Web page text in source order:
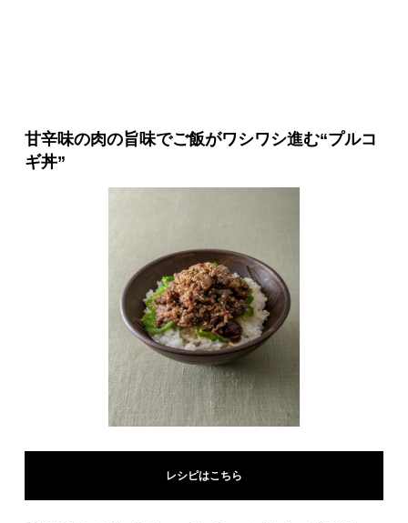
甘辛味の肉の旨味でご飯がワシワシ進む“プルコ
ギ丼”
レシピはこちら